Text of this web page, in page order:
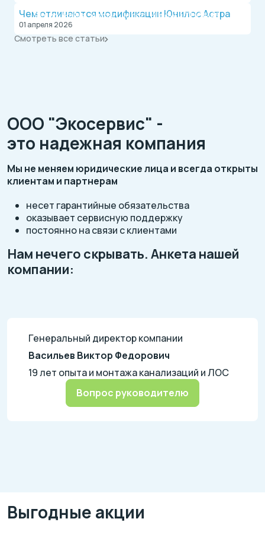
Secoh, Hailea, Airmac, Jecod, Hiblow и THOMAS
Чем отличаются модификации Юнилос Астра
01 апреля 2026
Смотреть все статьи
ООО "Экосервис" -
это надежная компания
Мы не меняем юридические лица и всегда открыты
клиентам и партнерам
несет гарантийные обязательства
оказывает сервисную поддержку
постоянно на связи с клиентами
Нам нечего скрывать. Анкета нашей
компании:
Генеральный директор компании
Васильев Виктор Федорович
19 лет опыта и монтажа канализаций и ЛОС
Вопрос руководителю
Выгодные акции